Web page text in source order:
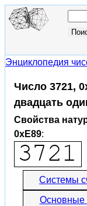
Энциклопедия
Число 3721,
двадцать
Свойства
0xE89:
Системы
Основные